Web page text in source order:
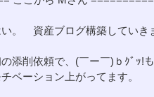
い。 資産ブログ構築していき
添削依頼で、(￣ー￣)ｂｸﾞｯ!
ベーション上がってます。